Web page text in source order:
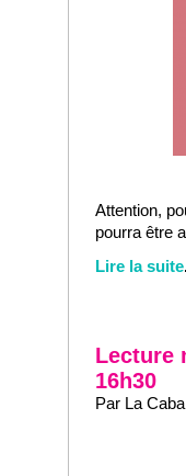
Attention,
pourra être
Lire la suite
Lecture
16h30
Par La